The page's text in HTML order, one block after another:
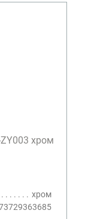
хром
хром